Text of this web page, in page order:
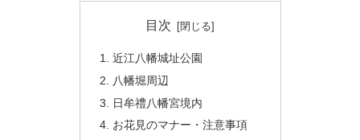
目次
近江八幡城址公園
八幡堀周辺
日牟禮八幡宮境内
お花見のマナー・注意事項